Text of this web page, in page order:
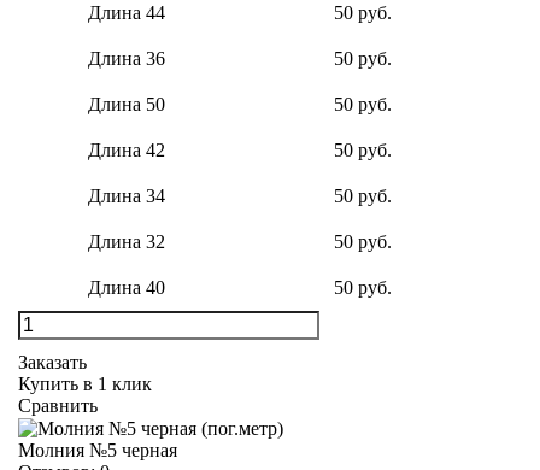
Длина 44 50 руб.
Длина 36 50 руб.
Длина 50 50 руб.
Длина 42 50 руб.
Длина 34 50 руб.
Длина 32 50 руб.
Длина 40 50 руб.
Заказать
Купить в 1 клик
Сравнить
Молния №5 черная